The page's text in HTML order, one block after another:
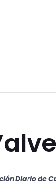
Diario de